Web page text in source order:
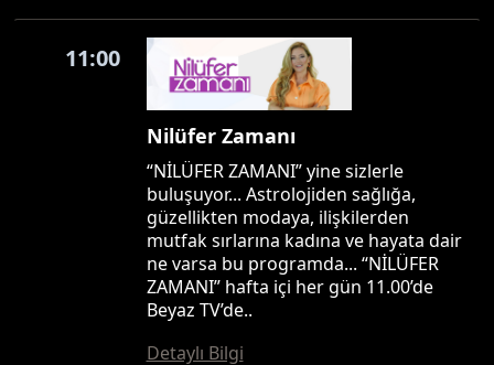
11:00
Nilüfer Zamanı
“NİLÜFER ZAMANI” yine sizlerle
buluşuyor... Astrolojiden sağlığa,
güzellikten modaya, ilişkilerden
mutfak sırlarına kadına ve hayata dair
ne varsa bu programda... “NİLÜFER
ZAMANI” hafta içi her gün 11.00’de
Beyaz TV’de..
Detaylı Bilgi